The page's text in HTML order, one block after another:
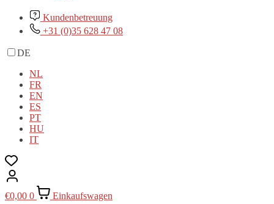
Kundenbetreuung
+31 (0)35 628 47 08
DE
NL
FR
EN
ES
PT
HU
IT
€0,00 0 Einkaufswagen